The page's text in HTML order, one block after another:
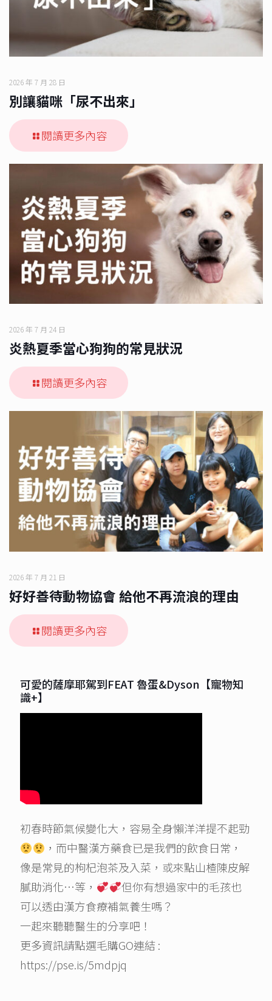
2026 年 7 月 28 日
別讓貓咪「尿不出來」
閱讀更多內容
2026 年 7 月 24 日
炎熱夏季當心狗狗的常見狀況
閱讀更多內容
2026 年 7 月 21 日
好好善待動物協會 給他不再流浪的理由
閱讀更多內容
可愛的薩摩耶駕到FEAT 魯蛋&Dyson【寵物知
識+】
初春時節氣候變化大，容易全身懶洋洋提不起勁
，而中醫漢方藥食已是我們的飲食日常，
像是常見的枸杞泡茶及入菜，或來點山楂陳皮解
膩助消化…等，
但你有想過家中的毛孩也
可以透由漢方食療補氣養生嗎？
一起來聽聽醫生的分享吧！
更多資訊請點選毛購GO連結 :
https://pse.is/5mdpjq